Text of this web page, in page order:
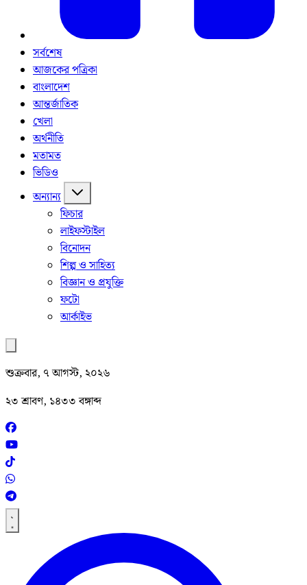
সর্বশেষ
আজকের পত্রিকা
বাংলাদেশ
আন্তর্জাতিক
খেলা
অর্থনীতি
মতামত
ভিডিও
অন্যান্য
ফিচার
লাইফস্টাইল
বিনোদন
শিল্প ও সাহিত্য
বিজ্ঞান ও প্রযুক্তি
ফটো
আর্কাইভ
শুক্রবার, ৭ আগস্ট, ২০২৬
২৩ শ্রাবণ, ১৪৩৩ বঙ্গাব্দ